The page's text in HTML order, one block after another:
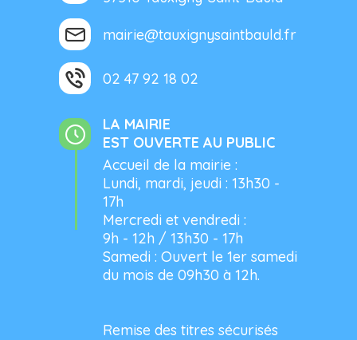
mairie@tauxignysaintbauld.fr
02 47 92 18 02
LA MAIRIE
EST OUVERTE AU PUBLIC
Accueil de la mairie :
Lundi, mardi, jeudi : 13h30 -
17h
Mercredi et vendredi :
9h - 12h / 13h30 - 17h
Samedi : Ouvert le 1er samedi
du mois de 09h30 à 12h.
Remise des titres sécurisés